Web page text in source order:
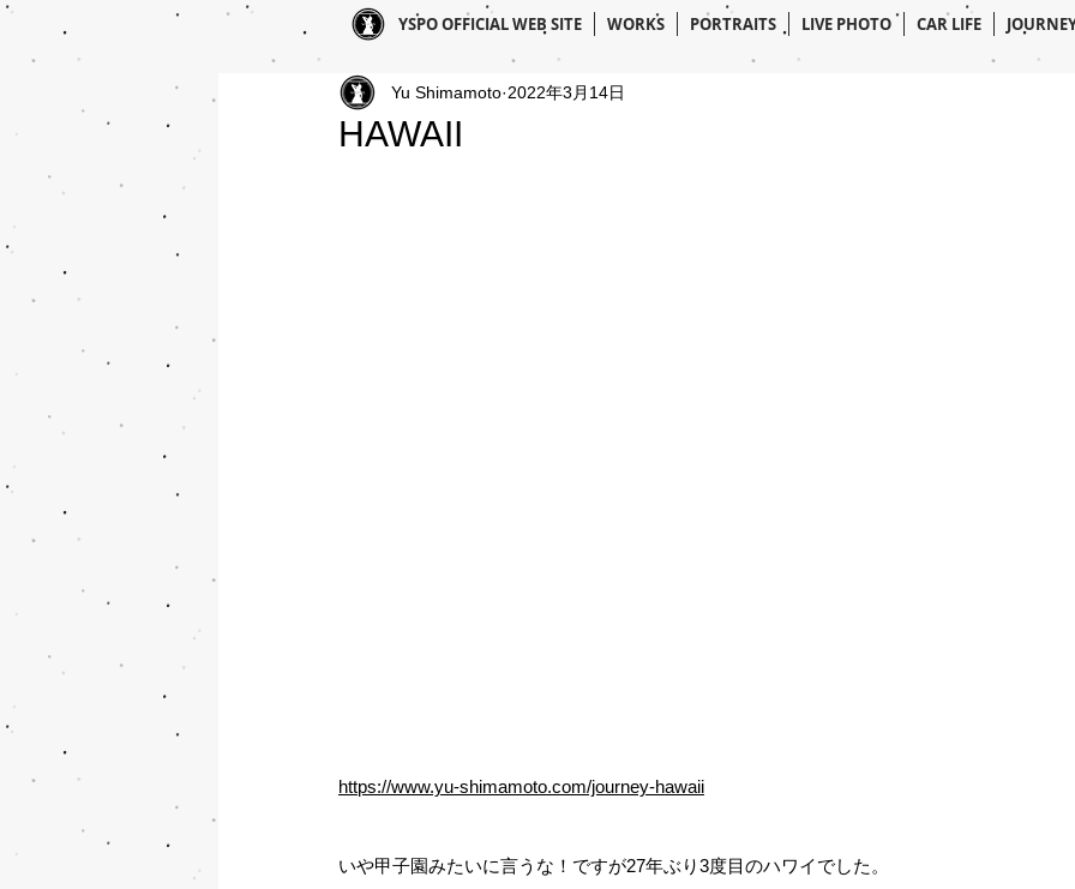
YSPO OFFICIAL WEB SITE WORKS PORTRAITS LIVE PHOTO CAR LIFE
HAWAII
Yu Shimamoto 2022年3月14日
https://www.yu-shimamoto.com/journey-hawaii
いや甲子園みたいに言うな！ですが27年ぶり3度目のハワイでした。